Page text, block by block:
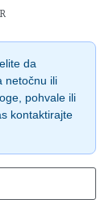
da
netočnu ili
pohvale ili
kontaktirajte